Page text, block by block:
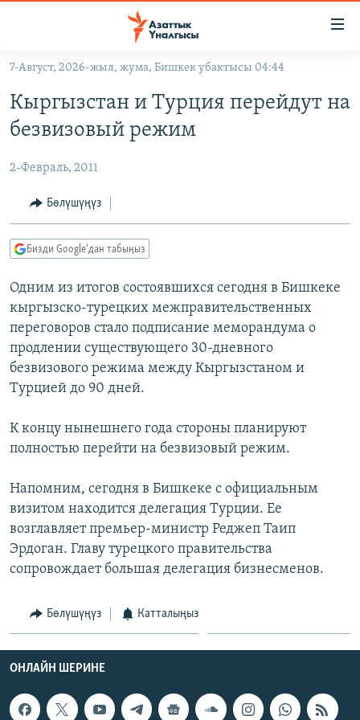
Навигацияга
өтүңүз
Издөөгө
салыңыз
КЫРГЫЗСТАН
САЯСАТ
ЭКОНОМИКА
ДҮЙНӨ
БОРБОР АЗИЯ
УКРАИНА
АТАЙЫН ИЛИКТӨӨ
БҮГҮН АЗАТТЫКТА
ЭКСПЕРТТЕР ТАЛДАЙТ
БИЗ ЖАНА ДҮЙНӨ
ДАНИСТЕ
ЭЖЕ-СИҢДИЛЕР
ЫҢГАЙСЫЗ СУРООЛОР
ПОДКАСТ
ӨЗГӨЧӨ ПИКИР
Русский
ОНЛАЙН ШЕРИНЕ
ЭЕ/АРнун бардык сайттары
7-Август, 2026-жыл, жума, Бишкек убактысы 04:44
Кыргызстан и Турция перейдут на
безвизовый режим
2-Февраль, 2011
Бөлүшүңүз
Бизди Google'дан табыңыз
Одним из итогов состоявшихся сегодня в Бишкеке
кыргызско-турецких межправительственных
переговоров стало подписание меморандума о
продлении существующего 30-дневного
безвизового режима между Кыргызстаном и
Турцией до 90 дней.
К концу нынешнего года стороны планируют
полностью перейти на безвизовый режим.
Напомним, сегодня в Бишкеке с официальным
визитом находится делегация Турции. Ее
возглавляет премьер-министр Реджеп Таип
Эрдоган. Главу турецкого правительства
сопровождает большая делегация бизнесменов.
Бөлүшүңүз Катталыңыз
ОНЛАЙН ШЕРИНЕ